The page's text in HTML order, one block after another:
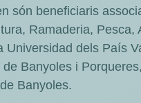
són beneficiaris
Ramaderia, Pesca,
Universidad dels País
Banyoles i
Banyoles.